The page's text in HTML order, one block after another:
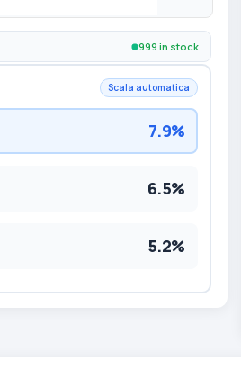
999 in stock
Scala automatica
7.9%
6.5%
5.2%